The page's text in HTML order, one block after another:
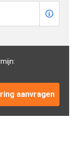
aanvragen